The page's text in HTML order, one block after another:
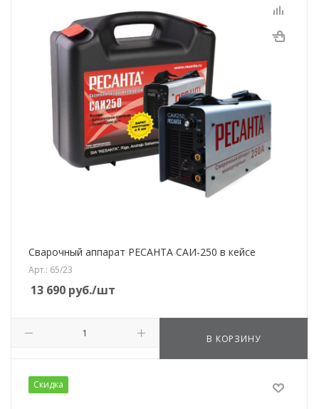
Сварочный аппарат РЕСАНТА САИ-250 в кейсе
Арт.: 65/23
13 690 руб./шт
В КОРЗИНУ
Скидка